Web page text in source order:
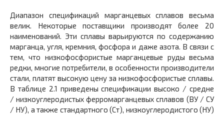
Диапазон спецификаций марганцевых сплавов весьма
велик. Некоторые поставщики производят более 20
наименований. Эти сплавы варьируются по содержанию
марганца, угля, кремния, фосфора и даже азота. В связи с
тем, что низкофосфористые марганцевые руды весьма
редки, многие потребители, в особенности производители
стали, платят высокую цену за низкофосфористые сплавы.
В таблице 2.1 приведены спецификации высоко / средне
/ низкоуглеродистых ферромарганцевых сплавов (ВУ / СУ
/ НУ), а также стандартного (Ст), низкоуглеродистого (НУ)